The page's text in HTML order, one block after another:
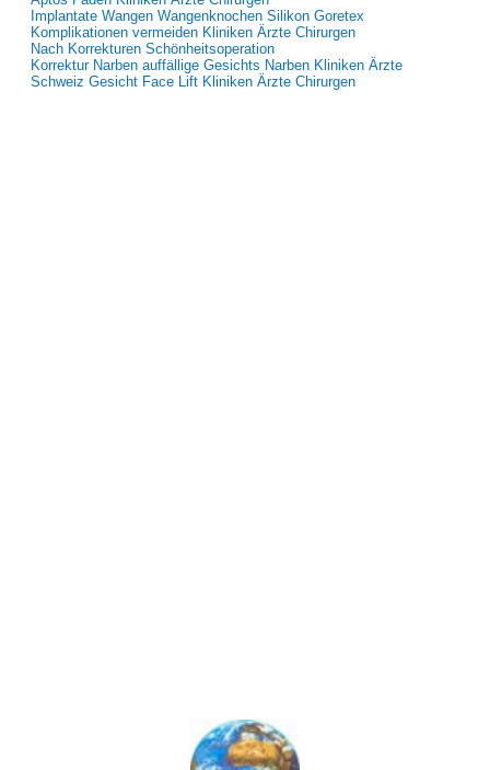
Implantate Wangen Wangenknochen Silikon Goretex
Komplikationen vermeiden Kliniken Ärzte Chirurgen
Nach Korrekturen Schönheitsoperation
Korrektur Narben auffällige Gesichts Narben Kliniken Ärzte
Schweiz Gesicht Face Lift Kliniken Ärzte Chirurgen